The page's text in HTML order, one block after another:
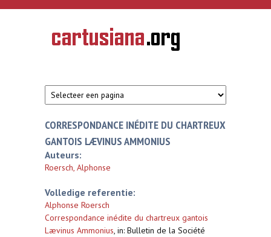
Overslaan en naar de inhoud gaan
CARTUSIANA
Geschiedenis
van de
CORRESPONDANCE INÉDITE DU CHARTREUX
GANTOIS LÆVINUS AMMONIUS
Auteurs:
Roersch, Alphonse
Volledige referentie:
Alphonse Roersch
Correspondance inédite du chartreux gantois
Lævinus Ammonius, in: Bulletin de la Société